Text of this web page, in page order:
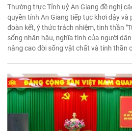
Thường trực Tỉnh uỷ An Giang đề nghị
quyền tỉnh An Giang tiếp tục khơi dậy
đoàn kết, ý thức trách nhiệm, tinh thần
sống nhân hậu, nghĩa tình của người
nâng cao đời sống vật chất và tinh thần